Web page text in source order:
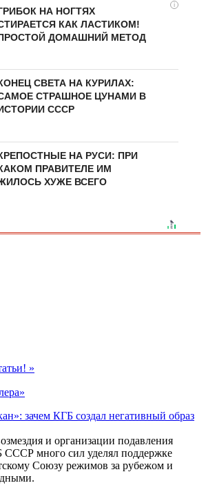
i
НА НОГТЯХ
КАК ЛАСТИКОМ!
ДОМАШНИЙ МЕТОД
СВЕТА НА КУРИЛАХ:
СТРАШНОЕ ЦУНАМИ В
СССР
НА РУСИ: ПРИ
ПРАВИТЕЛЕ ИМ
ХУЖЕ ВСЕГО
»
зачем КГБ создал негативный образ
и организации подавления
СССР много сил уделял поддержке
Союзу режимов за рубежом и